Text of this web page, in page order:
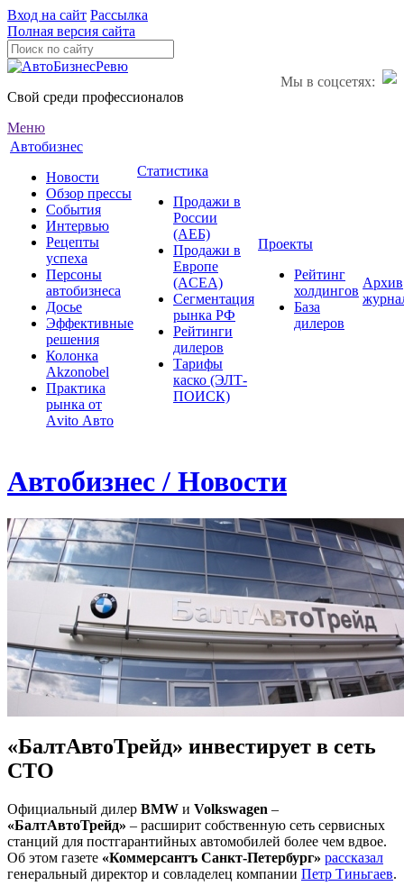
Вход на сайт Рассылка
Полная версия сайта
Мы в соцсетях:
Свой среди профессионалов
Меню
Автобизнес
Новости
Обзор прессы
События
Интервью
Рецепты
успеха
Персоны
автобизнеса
Досье
Эффективные
решения
Колонка
Akzonobel
Практика
рынка от
Аvito Авто
Статистика
Продажи в
России
(АЕБ)
Продажи в
Европе
(ACEA)
Сегментация
рынка РФ
Рейтинги
дилеров
Тарифы
каско (ЭЛТ-
ПОИСК)
Проекты
Рейтинг
холдингов
База
дилеров
Архив
Автобизнес / Новости
«БалтАвтоТрейд» инвестирует в сеть
СТО
Официальный дилер BMW и Volkswagen –
«БалтАвтоТрейд» – расширит собственную сеть сервисных
станций для постгарантийных автомобилей более чем вдвое.
Об этом газете «Коммерсантъ Санкт-Петербург» рассказал
генеральный директор и совладелец компании Петр Тиньгаев.